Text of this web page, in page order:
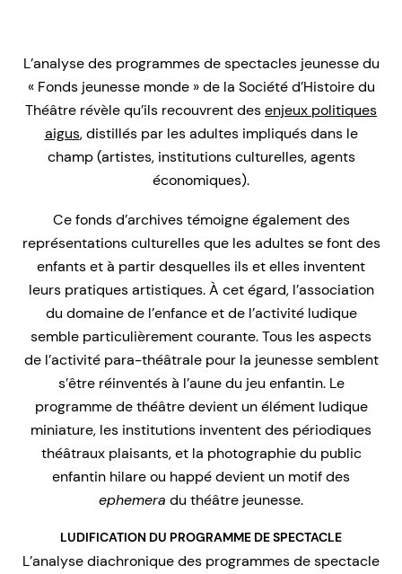
L’analyse des programmes de spectacles jeunesse du
« Fonds jeunesse monde » de la Société d’Histoire du
Théâtre révèle qu’ils recouvrent desenjeux politiques
aigus, distillés par les adultes impliqués dans le
champ (artistes, institutions culturelles, agents
économiques).
Ce fonds d’archives témoigne également des
représentations culturelles que les adultes se font des
enfants et à partir desquelles ils et elles inventent
leurs pratiques artistiques. À cet égard, l’association
du domaine de l’enfance et de l’activité ludique
semble particulièrement courante. Tous les aspects
de l’activité para-théâtrale pour la jeunesse semblent
s’être réinventés à l’aune du jeu enfantin. Le
programme de théâtre devient un élément ludique
miniature, les institutions inventent des périodiques
théâtraux plaisants, et la photographie du public
enfantin hilare ou happé devient un motif des
ephemera du théâtre jeunesse.
LUDIFICATION DU PROGRAMME DE SPECTACLE
L’analyse diachronique des programmes de spectacle